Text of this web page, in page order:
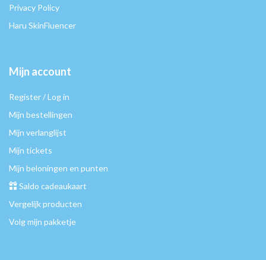
Privacy Policy
Haru SkinFluencer
Mijn account
Register / Log in
Mijn bestellingen
Mijn verlanglijst
Mijn tickets
Mijn beloningen en punten
Saldo cadeaukaart
Vergelijk producten
Volg mijn pakketje